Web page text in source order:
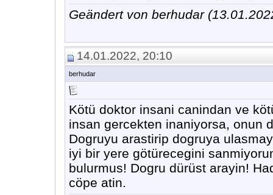
Geändert von berhudar
14.01.2022, 20:10
berhudar
Kötü doktor insani canindan ve
insan gercekten inaniyorsa, onun
Dogruyu arastirip dogruya
iyi bir yere götürecegini
bulurmus! Dogru dürüst arayin!
cöpe atin.